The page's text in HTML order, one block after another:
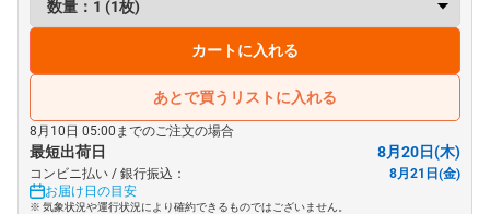
カートに入れる
あとで買うリストに入れる
8月10日 05:00までのご注文の場合
最短出荷日 8月20日(木)
コンビニ払い / 銀行振込：
8月21日(金)
お届け日の目安
※ 気象状況や運行状況により確約できるものではございません。